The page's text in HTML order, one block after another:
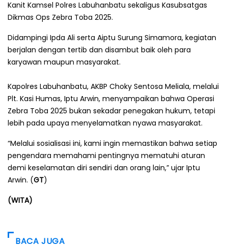
Kanit Kamsel Polres Labuhanbatu sekaligus Kasubsatgas
Dikmas Ops Zebra Toba 2025.
Didampingi Ipda Ali serta Aiptu Surung Simamora, kegiatan
berjalan dengan tertib dan disambut baik oleh para
karyawan maupun masyarakat.
Kapolres Labuhanbatu, AKBP Choky Sentosa Meliala, melalui
Plt. Kasi Humas, Iptu Arwin, menyampaikan bahwa Operasi
Zebra Toba 2025 bukan sekadar penegakan hukum, tetapi
lebih pada upaya menyelamatkan nyawa masyarakat.
“Melalui sosialisasi ini, kami ingin memastikan bahwa setiap
pengendara memahami pentingnya mematuhi aturan
demi keselamatan diri sendiri dan orang lain,” ujar Iptu
Arwin. (GT)
(WITA)
BACA JUGA